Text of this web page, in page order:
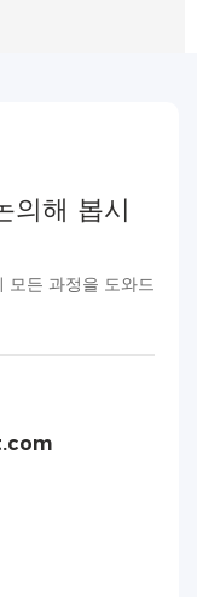
의해 봅시
모든 과정을 도와드